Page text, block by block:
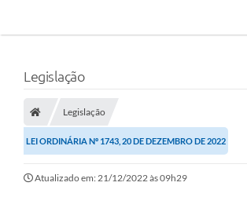
Legislação
Legislação
LEI ORDINÁRIA Nº 1743, 20 DE DEZEMBRO DE 2022
Atualizado em: 21/12/2022 às 09h29